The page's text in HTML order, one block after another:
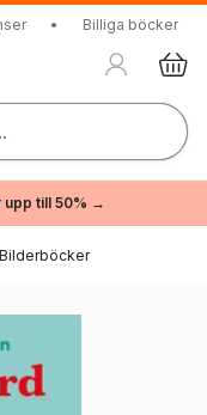
• Billiga böcker
upp till 50% →
Bilderböcker